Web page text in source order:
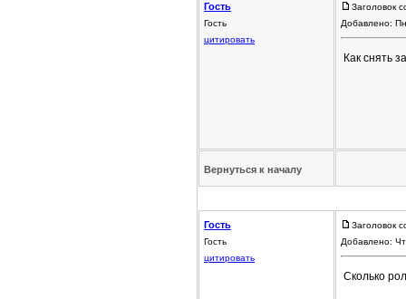
Гость
Гость
цитировать
Заголовок
Добавлено:
Как снять
Вернуться к началу
Гость
Гость
цитировать
Заголовок
Добавлено:
Сколько